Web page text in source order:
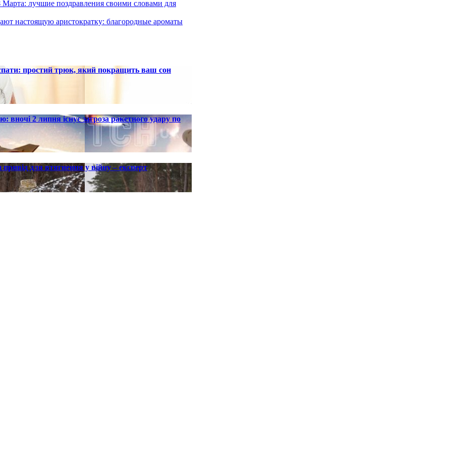
Марта: лучшие поздравления своими словами для
настоящую аристократку: благородные ароматы
простий трюк, який покращить ваш сон
вночі 2 липня існує загроза ракетного удару по
для втягнення у війну – експерт